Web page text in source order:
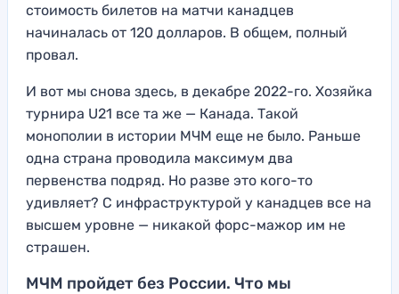
стоимость билетов на матчи канадцев
начиналась от 120 долларов. В общем, полный
провал.
И вот мы снова здесь, в декабре 2022-го. Хозяйка
турнира U21 все та же — Канада. Такой
монополии в истории МЧМ еще не было. Раньше
одна страна проводила максимум два
первенства подряд. Но разве это кого-то
удивляет? С инфраструктурой у канадцев все на
высшем уровне — никакой форс-мажор им не
страшен.
МЧМ пройдет без России. Что мы